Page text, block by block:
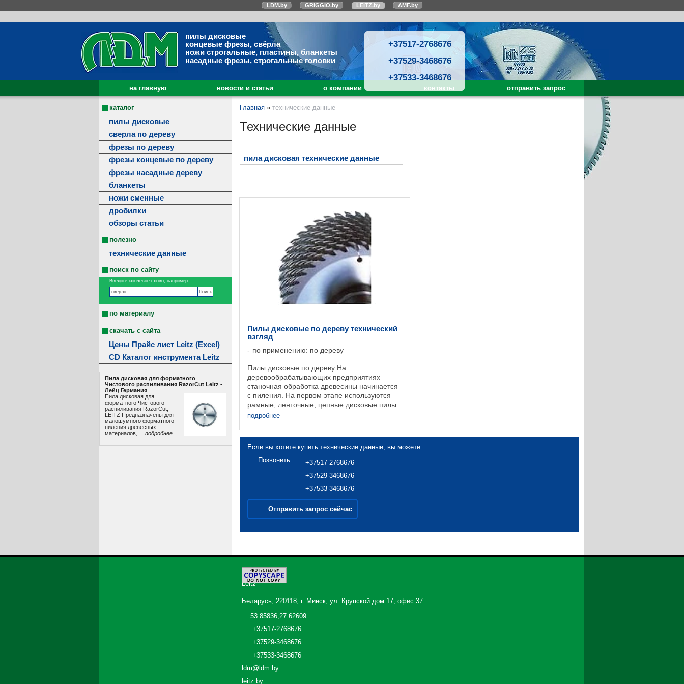
LDM.by GRIGGIO.by LEITZ.by AMF.by
+37517-2768676
+37529-3468676
+37533-3468676
пилы дисковые
концевые фрезы, свёрла
ножи строгальные, пластины, бланкеты
насадные фрезы, строгальные головки
на главную новости и статьи о компании контакты отправить запрос
каталог
пилы дисковые
сверла по дереву
фрезы по дереву
фрезы концевые по дереву
фрезы насадные дереву
бланкеты
ножи сменные
дробилки
обзоры статьи
полезно
технические данные
поиск по сайту
Введите ключевое слово, например:
по материалу
скачать с сайта
Цены Прайс лист Leitz (Excel)
CD Каталог инструмента Leitz
Пила дисковая для форматного
Чистового распиливания RazorCut Leitz •
Лeйц Германия
Пила дисковая для
форматного Чистового
распиливания RazorCut,
LEITZ Предназначены для
малошумного форматного
пиления древесных
материалов, ... подробнее
Главная » технические данные
Технические данные
пила дисковая технические данные
Пилы дисковые по дереву технический
взгляд
по применению: по дереву
Пилы дисковые по дереву На
деревообрабатывающих предприятиях
станочная обработка древесины начинается
с пиления. На первом этапе используются
рамные, ленточные, цепные дисковые пилы.
Для распиливания древесины программа
подробнее
Если вы хотите купить технические данные, вы можете:
Позвонить:
+37517-2768676
+37529-3468676
+37533-3468676
Отправить запрос сейчас
©2026
Leitz
Беларусь, 220118, г. Минск, ул. Крупской дом 17, офис 37
53.85836,27.62609
+37517-2768676
+37529-3468676
+37533-3468676
ldm@ldm.by
leitz.by